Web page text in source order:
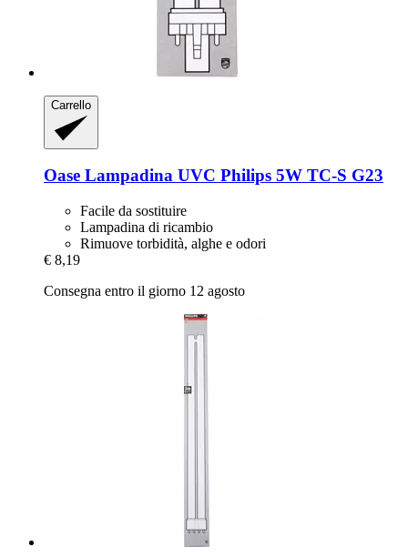
Carrello
Oase Lampadina UVC Philips 5W TC-​S G23
Facile da sostituire
Lampadina di ricambio
Rimuove torbidità, alghe e odori
€ 8,19
Consegna entro il giorno 12 agosto